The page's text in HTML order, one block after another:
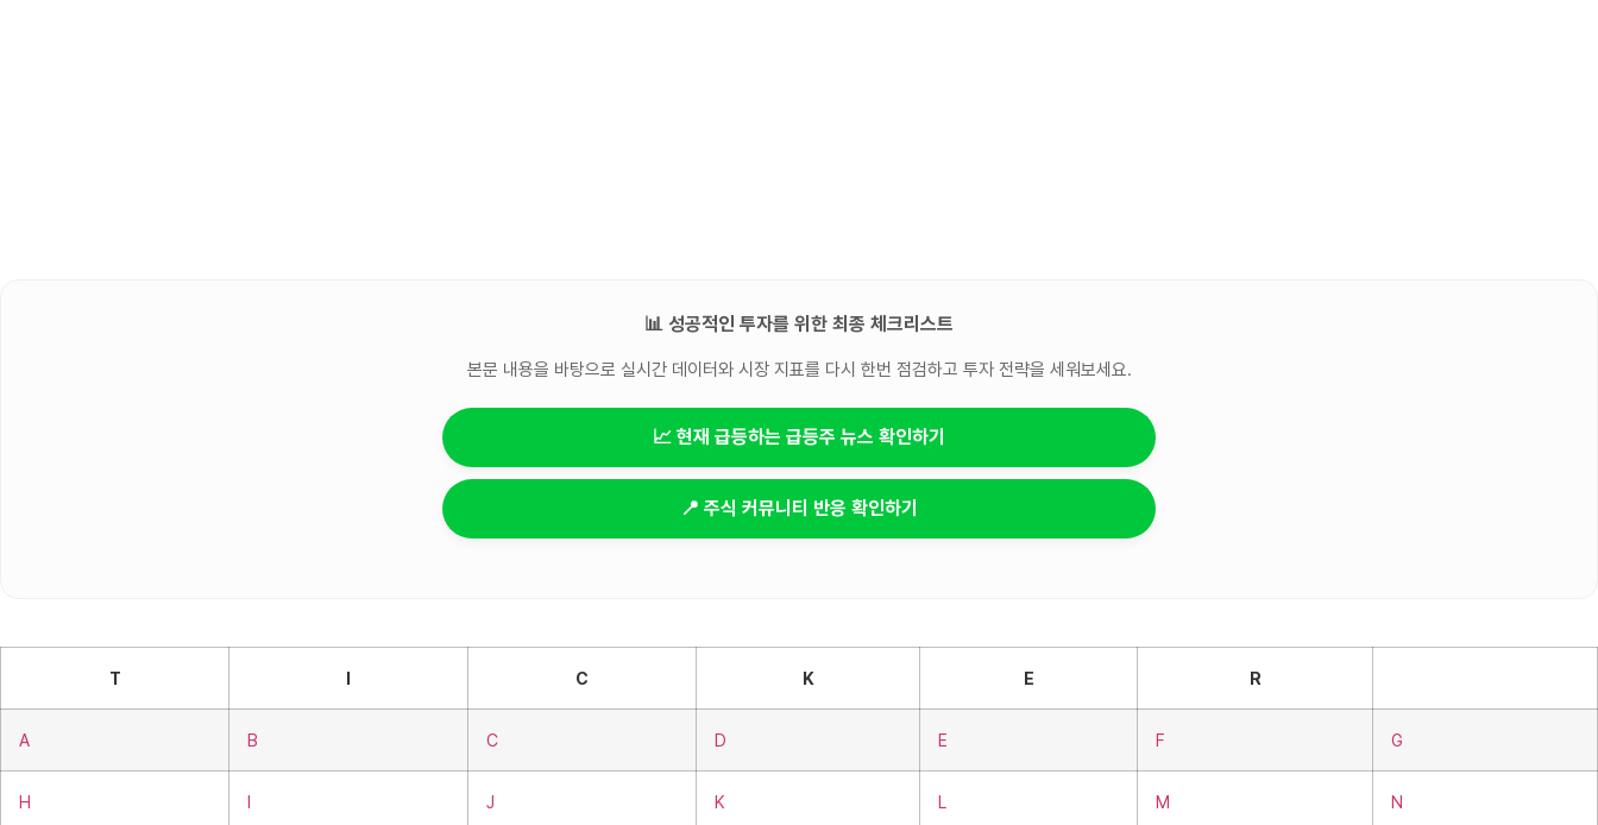
📊 성공적인 투자를 위한 최종 체크리스트
본문 내용을 바탕으로 실시간 데이터와 시장 지표를 다시 한번 점검하고 투자 전략을 세워보세요.
📈 현재 급등하는 급등주 뉴스 확인하기
📍 주식 커뮤니티 반응 확인하기
T I C K E R
A B C D E F G
H I J K L M N